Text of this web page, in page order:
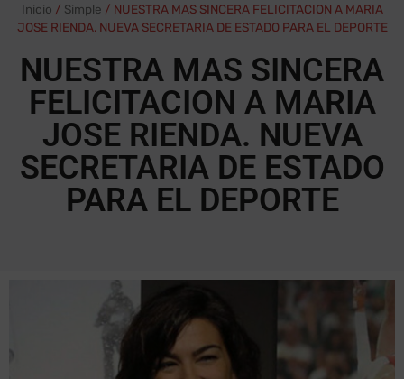
Inicio / Simple / NUESTRA MAS SINCERA FELICITACION A MARIA
JOSE RIENDA. NUEVA SECRETARIA DE ESTADO PARA EL DEPORTE
NUESTRA MAS SINCERA
FELICITACION A MARIA
JOSE RIENDA. NUEVA
SECRETARIA DE ESTADO
PARA EL DEPORTE